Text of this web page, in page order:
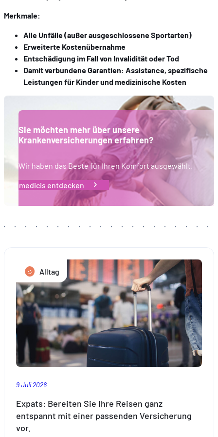
Proposer des offres et services personnalisés et en
les performances. Partager des informations avec les
sociaux utilisés et vous permettre de visualiser du contenu
hébergé sur un site externe.
Merkmale:
Alle Unfälle (außer ausgeschlossene Sportarten)
Erweiterte Kostenübernahme
Entschädigung im Fall von Invalidität oder Tod
Damit verbundene Garantien: Assistance, spezifische
Leistungen für Kinder und medizinische Kosten
Sie möchten mehr über unsere
Krankenversicherungen erfahren?
Wir haben das Beste für Ihren Komfort ausgewählt.
medicis entdecken
Alltag
9 Juli 2026
Expats: Bereiten Sie Ihre Reisen ganz
entspannt mit einer passenden Versicherung
vor.